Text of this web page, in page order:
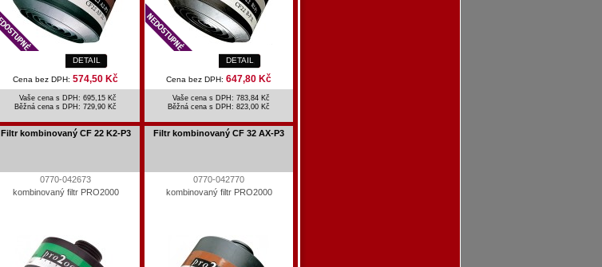
DETAIL
Cena bez DPH: 574,50 Kč
Vaše cena s DPH: 695,15 Kč
Běžná cena s DPH: 729,90 Kč
DETAIL
Cena bez DPH: 647,80 Kč
Vaše cena s DPH: 783,84 Kč
Běžná cena s DPH: 823,00 Kč
Filtr kombinovaný CF 22 K2-P3
0770-042673
kombinovaný filtr PRO2000
Filtr kombinovaný CF 32 AX-P3
0770-042770
kombinovaný filtr PRO2000